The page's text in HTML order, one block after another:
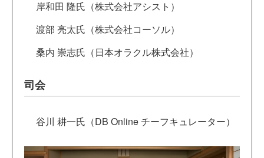
岸和田 隆氏（株式会社アシスト）
渡部 亮太氏（株式会社コーソル）
桑内 崇志氏（日本オラクル株式会社）
司会
谷川 耕一氏（DB Online チーフキュレーター）